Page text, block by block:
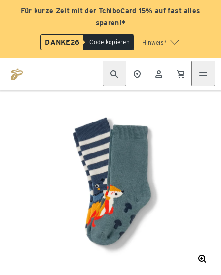
Für kurze Zeit mit der TchiboCard 15% auf fast alles
sparen!*
DANKE26 Code kopieren Hinweis*